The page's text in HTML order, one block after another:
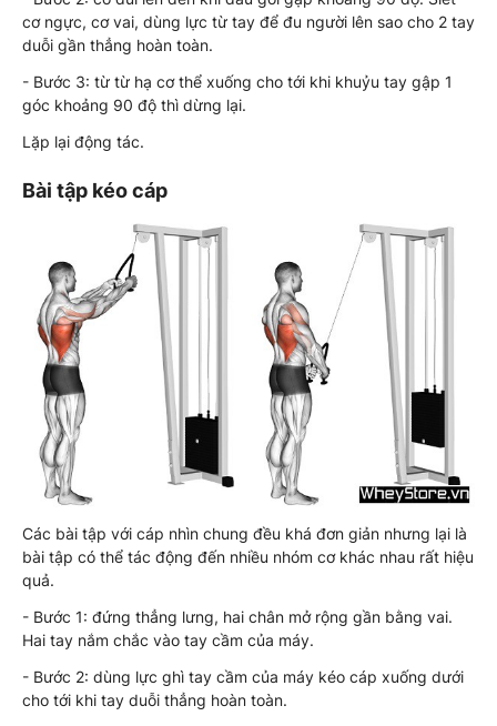
cơ ngực, cơ vai, dùng lực từ tay để đu người lên sao cho 2 tay
duỗi gần thẳng hoàn toàn.
- Bước 3: từ từ hạ cơ thể xuống cho tới khi khuỷu tay gập 1
góc khoảng 90 độ thì dừng lại.
Lặp lại động tác.
Bài tập kéo cáp
Các bài tập với cáp nhìn chung đều khá đơn giản nhưng lại là
bài tập có thể tác động đến nhiều nhóm cơ khác nhau rất hiệu
quả.
- Bước 1: đứng thẳng lưng, hai chân mở rộng gần bằng vai.
Hai tay nắm chắc vào tay cầm của máy.
- Bước 2: dùng lực ghì tay cầm của máy kéo cáp xuống dưới
cho tới khi tay duỗi thẳng hoàn toàn.